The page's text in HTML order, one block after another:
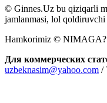
© Ginnes.Uz bu qiziqarli
jamlanmasi, lol
Hamkorimiz © NIMAGA?
Для коммерческих
uzbeknasim@yahoo.com /